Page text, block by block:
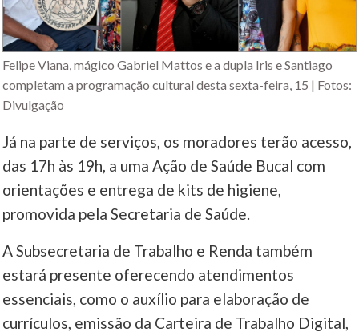
Felipe Viana, mágico Gabriel Mattos e a dupla Iris e Santiago
completam a programação cultural desta sexta-feira, 15 | Fotos:
Divulgação
Já na parte de serviços, os moradores terão acesso,
das 17h às 19h, a uma Ação de Saúde Bucal com
orientações e entrega de kits de higiene,
promovida pela Secretaria de Saúde.
A Subsecretaria de Trabalho e Renda também
estará presente oferecendo atendimentos
essenciais, como o auxílio para elaboração de
currículos, emissão da Carteira de Trabalho Digital,